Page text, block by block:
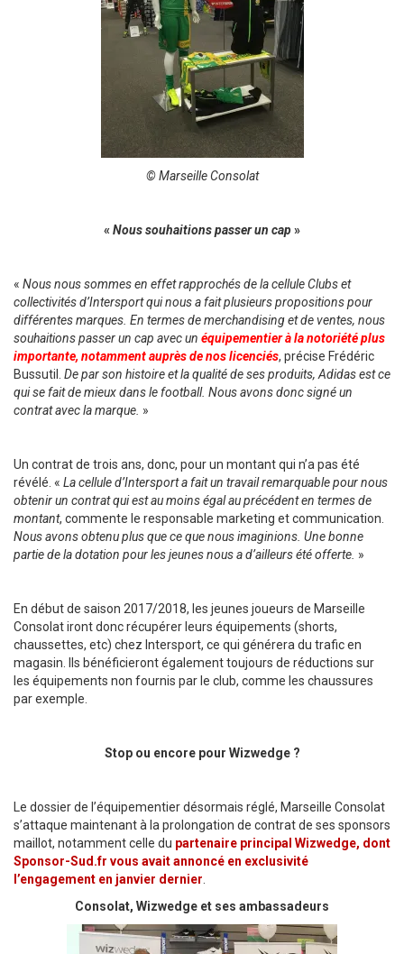
© Marseille Consolat
«Nous souhaitions passer un cap»
« Nous nous sommes en effet rapprochés de la cellule Clubs et
collectivités d’Intersport qui nous a fait plusieurs propositions pour
différentes marques. En termes de merchandising et de ventes, nous
souhaitions passer un cap avec un équipementier à la notoriété plus
importante, notamment auprès de nos licenciés, précise Frédéric
Bussutil.
De par son histoire et la qualité de ses produits, Adidas est ce
qui se fait de mieux dans le football. Nous avons donc signé un
contrat avec la marque. »
Un contrat de trois ans, donc, pour un montant qui n’a pas été
révélé. « La cellule d’Intersport a fait un travail remarquable pour nous
obtenir un contrat qui est au moins égal au précédent en termes de
montant, commente le responsable marketing et communication.
Nous avons obtenu plus que ce que nous imaginions. Une bonne
partie de la dotation pour les jeunes nous a d’ailleurs été offerte. »
En début de saison 2017/2018, les jeunes joueurs de Marseille
Consolat iront donc récupérer leurs équipements (shorts,
chaussettes, etc) chez Intersport, ce qui générera du trafic en
magasin. Ils bénéficieront également toujours de réductions sur
les équipements non fournis par le club, comme les chaussures
par exemple.
Stop ou encore pour Wizwedge ?
Le dossier de l’équipementier désormais réglé, Marseille Consolat
s’attaque maintenant à la prolongation de contrat de ses sponsors
maillot, notamment celle du partenaire principal Wizwedge, dont
Sponsor-Sud.fr vous avait annoncé en exclusivité
l’engagement en janvier dernier
Consolat, Wizwedge et ses ambassadeurs